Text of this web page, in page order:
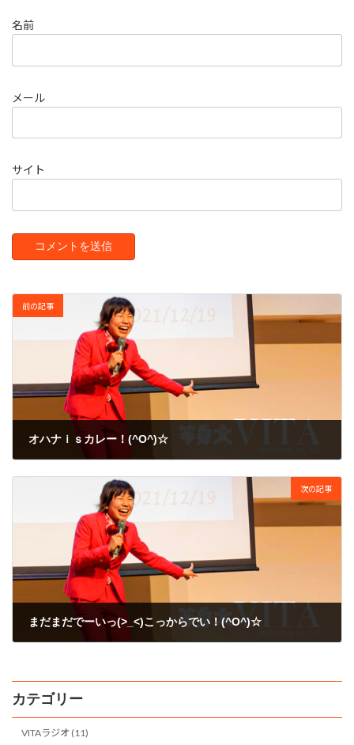
名前
メール
サイト
前の記事
オハナｉｓカレー！(^O^)☆
次の記事
まだまだでーいっ(>_<)こっからでい！(^O^)☆
カテゴリー
VITAラジオ (11)